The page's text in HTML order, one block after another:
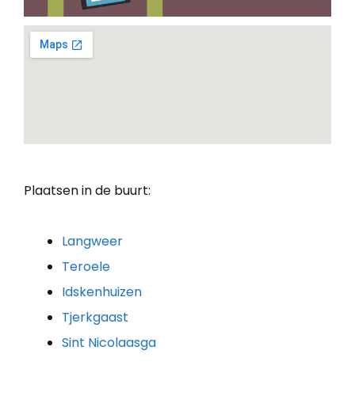
Plaatsen in de buurt:
Langweer
Teroele
Idskenhuizen
Tjerkgaast
Sint Nicolaasga